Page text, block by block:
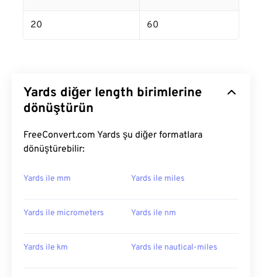
20 60
Yards diğer length birimlerine
dönüştürün
FreeConvert.com Yards şu diğer formatlara
dönüştürebilir:
Yards ile mm Yards ile miles
Yards ile micrometers Yards ile nm
Yards ile km Yards ile nautical-miles